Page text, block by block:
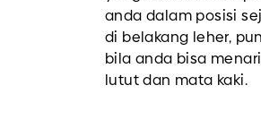
anda dalam posisi
di belakang leher,
bila anda bisa
lutut dan mata kaki.